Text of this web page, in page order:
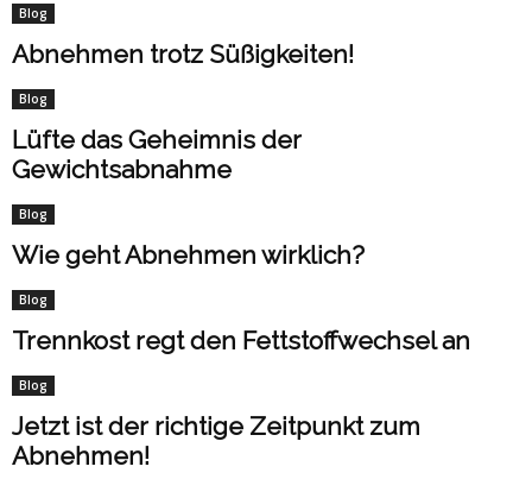
Blog
Abnehmen trotz Süßigkeiten!
Blog
Lüfte das Geheimnis der
Gewichtsabnahme
Blog
Wie geht Abnehmen wirklich?
Blog
Trennkost regt den Fettstoffwechsel an
Blog
Jetzt ist der richtige Zeitpunkt zum
Abnehmen!